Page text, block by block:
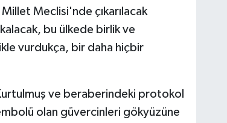
Meclisi'nde çıkarılacak
bu ülkede birlik ve
vurdukça, bir daha hiçbir
ve beraberindeki protokol
olan güvercinleri gökyüzüne